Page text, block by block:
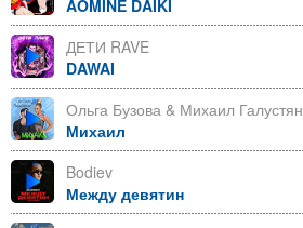
AOMINE DAIKI
ДЕТИ RAVE
DAWAI
Ольга Бузова & Михаил Галустян
Михаил
Bodiev
Между девятин